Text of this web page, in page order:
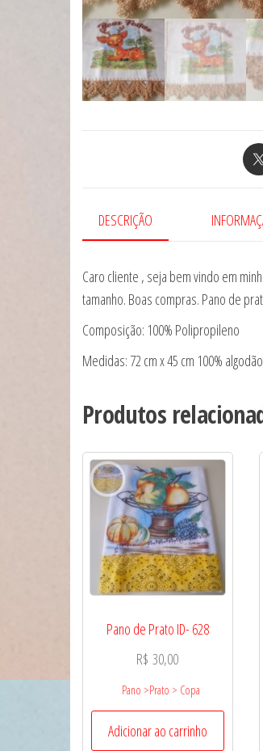
DESCRIÇÃO
Caro cliente , seja bem vindo em
tamanho. Boas compras. Pano de
Composição: 100% Polipropileno
Medidas: 72 cm x 45 cm 100% algodão
Produtos
Pano de Prato ID- 628
R$ 30,00
Pano >Prato > Copa
Adicionar ao carrinho